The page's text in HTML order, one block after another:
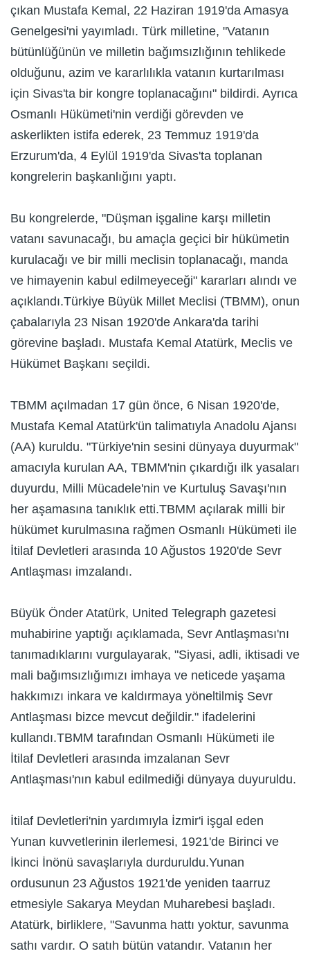
çıkan Mustafa Kemal, 22 Haziran 1919'da Amasya
Genelgesi'ni yayımladı. Türk milletine, "Vatanın
bütünlüğünün ve milletin bağımsızlığının tehlikede
olduğunu, azim ve kararlılıkla vatanın kurtarılması
için Sivas'ta bir kongre toplanacağını" bildirdi. Ayrıca
Osmanlı Hükümeti'nin verdiği görevden ve
askerlikten istifa ederek, 23 Temmuz 1919'da
Erzurum'da, 4 Eylül 1919'da Sivas'ta toplanan
kongrelerin başkanlığını yaptı.
Bu kongrelerde, "Düşman işgaline karşı milletin
vatanı savunacağı, bu amaçla geçici bir hükümetin
kurulacağı ve bir milli meclisin toplanacağı, manda
ve himayenin kabul edilmeyeceği" kararları alındı ve
açıklandı.Türkiye Büyük Millet Meclisi (TBMM), onun
çabalarıyla 23 Nisan 1920'de Ankara'da tarihi
görevine başladı. Mustafa Kemal Atatürk, Meclis ve
Hükümet Başkanı seçildi.
TBMM açılmadan 17 gün önce, 6 Nisan 1920'de,
Mustafa Kemal Atatürk'ün talimatıyla Anadolu Ajansı
(AA) kuruldu. "Türkiye'nin sesini dünyaya duyurmak"
amacıyla kurulan AA, TBMM'nin çıkardığı ilk yasaları
duyurdu, Milli Mücadele'nin ve Kurtuluş Savaşı'nın
her aşamasına tanıklık etti.TBMM açılarak milli bir
hükümet kurulmasına rağmen Osmanlı Hükümeti ile
İtilaf Devletleri arasında 10 Ağustos 1920'de Sevr
Antlaşması imzalandı.
Büyük Önder Atatürk, United Telegraph gazetesi
muhabirine yaptığı açıklamada, Sevr Antlaşması'nı
tanımadıklarını vurgulayarak, "Siyasi, adli, iktisadi ve
mali bağımsızlığımızı imhaya ve neticede yaşama
hakkımızı inkara ve kaldırmaya yöneltilmiş Sevr
Antlaşması bizce mevcut değildir." ifadelerini
kullandı.TBMM tarafından Osmanlı Hükümeti ile
İtilaf Devletleri arasında imzalanan Sevr
Antlaşması'nın kabul edilmediği dünyaya duyuruldu.
İtilaf Devletleri'nin yardımıyla İzmir'i işgal eden
Yunan kuvvetlerinin ilerlemesi, 1921'de Birinci ve
İkinci İnönü savaşlarıyla durduruldu.Yunan
ordusunun 23 Ağustos 1921'de yeniden taarruz
etmesiyle Sakarya Meydan Muharebesi başladı.
Atatürk, birliklere, "Savunma hattı yoktur, savunma
sathı vardır. O satıh bütün vatandır. Vatanın her